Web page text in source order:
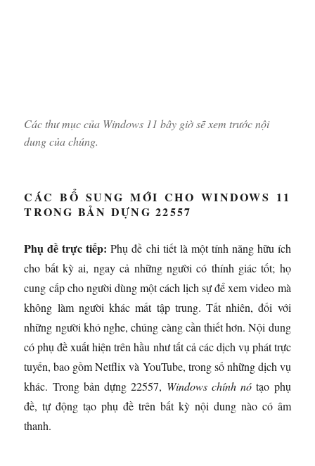
Các thư mục của Windows 11 bây giờ sẽ xem trước nội
dung của chúng.
CÁC BỔ SUNG MỚI CHO WINDOWS 11
TRONG BẢN DỰNG 22557
Phụ đề trực tiếp: Phụ đề chi tiết là một tính năng hữu ích
cho bất kỳ ai, ngay cả những người có thính giác tốt; họ
cung cấp cho người dùng một cách lịch sự để xem video mà
không làm người khác mất tập trung. Tất nhiên, đối với
những người khó nghe, chúng càng cần thiết hơn. Nội dung
có phụ đề xuất hiện trên hầu như tất cả các dịch vụ phát trực
tuyến, bao gồm Netflix và YouTube, trong số những dịch vụ
khác. Trong bản dựng 22557, Windows chính nó tạo phụ
đề, tự động tạo phụ đề trên bất kỳ nội dung nào có âm
thanh.